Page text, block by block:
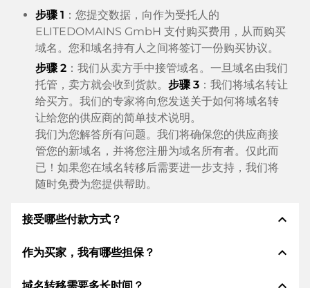
步骤 1 ：您提交数据，向作为受托人的
ELITEDOMAINS GmbH 支付购买费用，从而购买
域名。您和域名持有人之间将签订一份购买协议。
步骤 2 ：我们从卖方手中接管域名。一旦域名由我们
托管，卖方就会收到货款。 步骤 3 ：我们将域名转让
给买方。我们的专家将向您发送关于如何将域名转
让给您的供应商的简单技术说明。
我们为您解答所有问题。我们将确保您的供应商接
管您的新域名，并将您注册为域名所有者。仅此而
已！如果您在域名转移后需要进一步支持，我们将
随时免费为您提供帮助。
接受哪些付款方式？ expand_less
我们使用 SEPA 作为预付费，并使用 STRIPE 作为支
作为买家，我有哪些担保？ expand_less